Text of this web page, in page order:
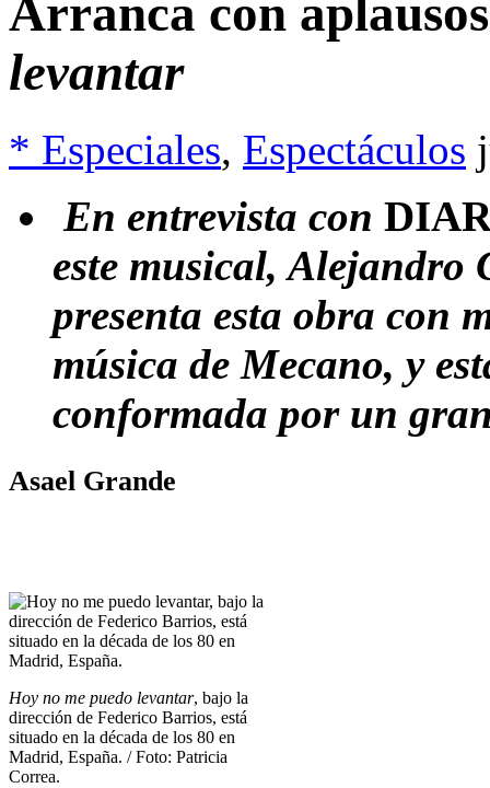
Arranca con
levantar
* Especiales, Espectáculos
En entrevista con
este musical, Alejandro
presenta esta obra con
música de Mecano, y
conformada por un
Asael Grande
Hoy no me puedo levantar, bajo la
dirección de Federico Barrios, está
situado en la década de los 80 en
Madrid, España. / Foto: Patricia
Correa.